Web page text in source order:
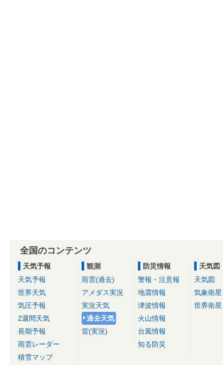
全国のコンテンツ
天気予報
天気予報
世界天気
気圧予報
2週間天気
長期予報
雨雲レーダー
積雪マップ
観測
雨雲(過去)
アメダス実況
実況天気
過去天気
雷(実況)
防災情報
警報・注意報
地震情報
津波情報
火山情報
台風情報
知る防災
天気図
天気図
気象衛星
世界衛星